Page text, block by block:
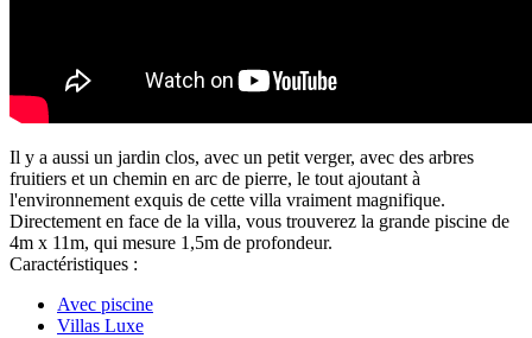
Il y a aussi un jardin clos, avec un petit verger, avec des arbres
fruitiers et un chemin en arc de pierre, le tout ajoutant à
l'environnement exquis de cette villa vraiment magnifique.
Directement en face de la villa, vous trouverez la grande piscine de
4m x 11m, qui mesure 1,5m de profondeur.
Caractéristiques :
Avec piscine
Villas Luxe